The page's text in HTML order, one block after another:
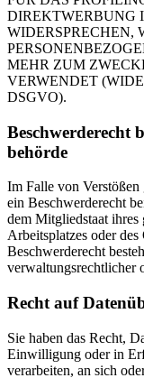
DIREKTWERBUNG
WIDERSPRECHEN,
MEHR ZUM
VERWENDET
DSGVO).
Beschwerde­recht
behörde
Im Falle von
ein Beschwerderecht
dem Mitgliedstaat
Arbeitsplatzes oder
Beschwerderecht
verwaltungsrechtlicher
Recht auf
Sie haben das Recht,
Einwilligung oder in
verarbeiten, an sich